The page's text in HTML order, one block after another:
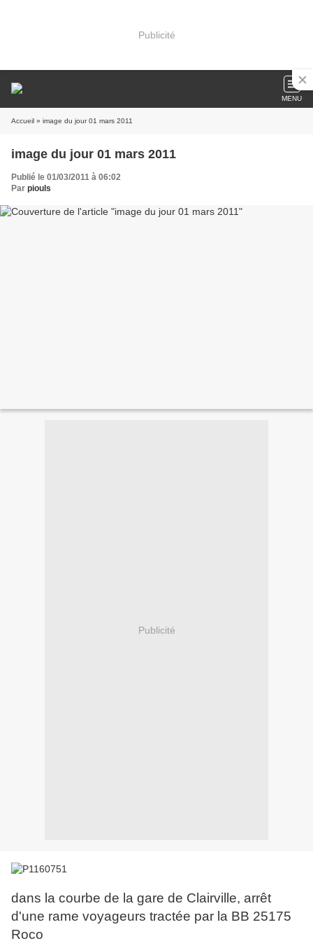
Publicité
MENU
Accueil » image du jour 01 mars 2011
image du jour 01 mars 2011
Publié le 01/03/2011 à 06:02
Par piouls
Publicité
dans la courbe de la gare de Clairville, arrêt
d'une rame voyageurs tractée par la BB 25175
Roco